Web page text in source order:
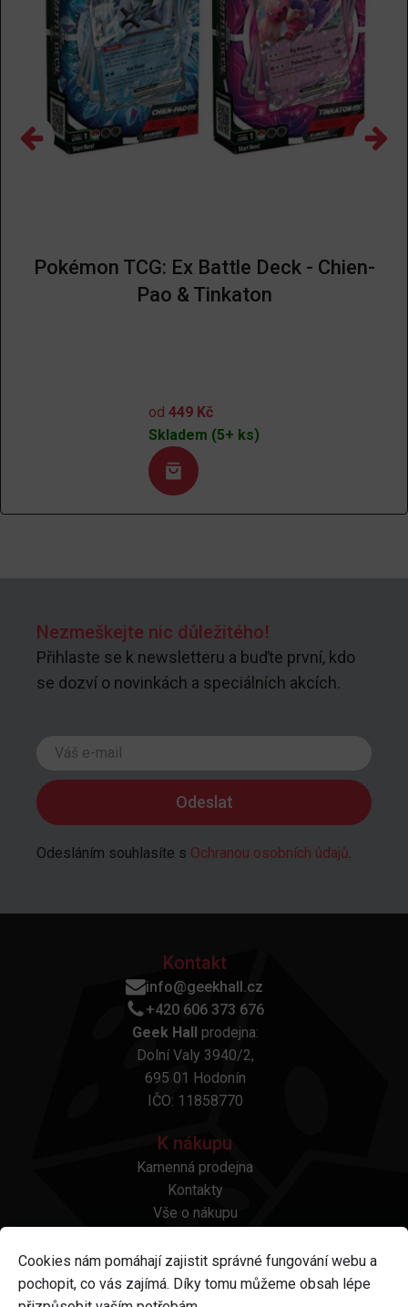
Pokémon TCG: Ex Battle Deck - Chien-
Pao & Tinkaton
od 449 Kč
Skladem (5+ ks)
Nezmeškejte nic důležitého!
Přihlaste se k newsletteru a buďte první, kdo
se dozví o novinkách a speciálních akcích.
Odesláním souhlasíte s Ochranou osobních údajů
Kontakt
info@geekhall.cz
+420 606 373 676
Geek Hall prodejna:
Dolní Valy 3940/2,
695 01 Hodonín
IČO: 11858770
K nákupu
Kamenná prodejna
Kontakty
Vše o nákupu
Platba a doprava
Reklamace a vrácení
Obchodní podmínky
Cookies nám pomáhají zajistit správné fungování webu a
pochopit, co vás zajímá. Díky tomu můžeme obsah lépe